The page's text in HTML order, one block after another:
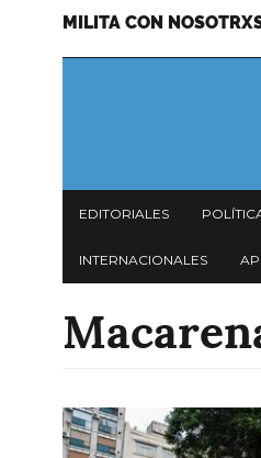
Menu
MILITA CON
principal
EDITORIALES
INTERNACIONALES
Imagen